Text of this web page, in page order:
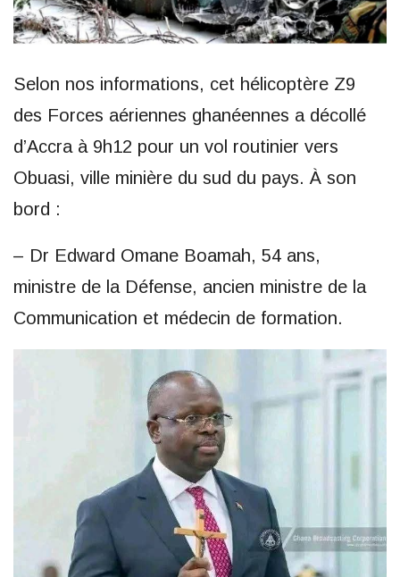
Selon nos informations, cet hélicoptère Z9
des Forces aériennes ghanéennes a décollé
d’Accra à 9h12 pour un vol routinier vers
Obuasi, ville minière du sud du pays. À son
bord :
– Dr Edward Omane Boamah, 54 ans,
ministre de la Défense, ancien ministre de la
Communication et médecin de formation.